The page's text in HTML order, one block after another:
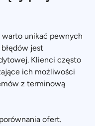
warto unikać pewnych
jest
Klienci często
ich możliwości
z terminową
ofert.